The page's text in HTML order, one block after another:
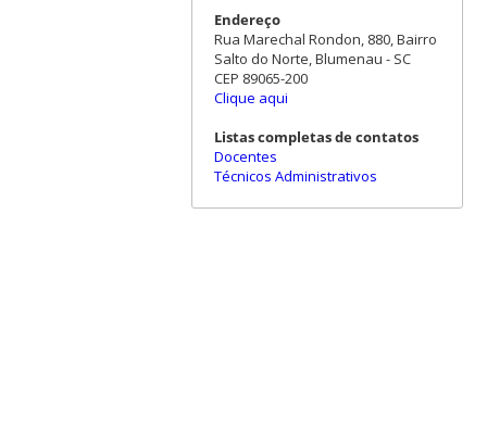
Endereço
Rua Marechal Rondon, 880, Bairro
Salto do Norte, Blumenau - SC
CEP 89065-200
Clique aqui
Listas completas de contatos
Docentes
Técnicos Administrativos